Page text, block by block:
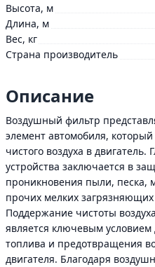
Высота, м
Длина, м
Вес, кг
Страна производитель
Описание
Воздушный фильтр
элемент автомобиля,
чистого воздуха в двигатель.
устройства заключается в
проникновения пыли, песка,
прочих мелких
Поддержание чистоты
является ключевым условием
топлива и предотвращения
двигателя. Благодаря